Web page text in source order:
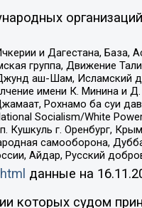
и Дагестана, База,
группа, Движение
аш-Шам, Исламский
имени К. Минина и
Рохнамо ба суи
Socialism/White
Кушкуль г. Оренбург,
самооборона,
Айдар, Русский
данные на
которых судом